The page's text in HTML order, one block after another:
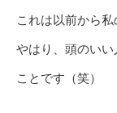
これは以前から
やはり、頭のい
ことです（笑）